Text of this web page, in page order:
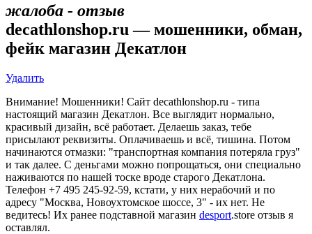
жалоба - отзыв
decathlonshop.ru — мошенники, обман,
фейк магазин Декатлон
Удалить
Внимание! Мошенники! Сайт decathlonshop.ru - типа
настоящий магазин Декатлон. Все выглядит нормально,
красивый дизайн, всё работает. Делаешь заказ, тебе
присылают реквизиты. Оплачиваешь и всё, тишина. Потом
начинаются отмазки: "транспортная компания потеряла груз"
и так далее. С деньгами можно попрощаться, они специально
наживаются по нашей тоске вроде старого Декатлона.
Телефон +7 495 245-92-59, кстати, у них нерабочий и по
адресу "Москва, ​Новоухтомское шоссе, 3" - их нет. Не
ведитесь! Их ранее подставной магазин desport.store отзыв я
оставлял.